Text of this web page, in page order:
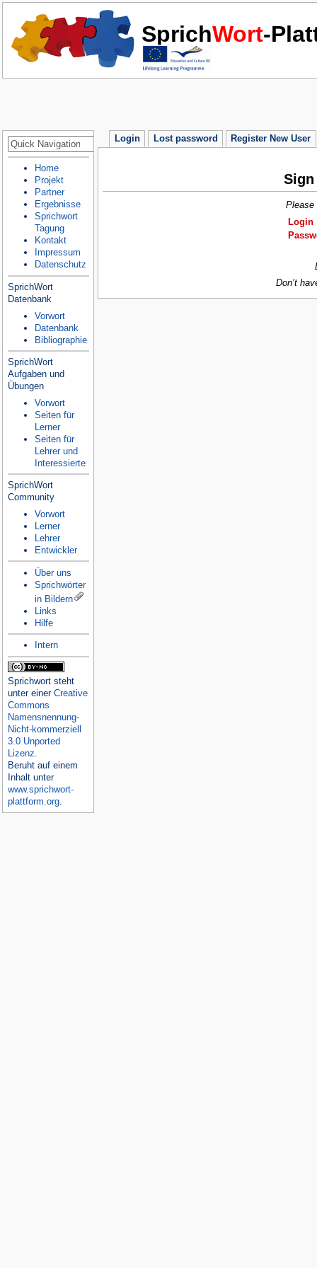
SprichWort-
Login Lost password Register New User
Please
Login
Don’t
Home
Projekt
Partner
Ergebnisse
Sprichwort
Tagung
Kontakt
Impressum
Datenschutz
SprichWort
Datenbank
Vorwort
Datenbank
Bibliographie
SprichWort
Aufgaben und
Übungen
Vorwort
Seiten für
Lerner
Seiten für
Lehrer und
Interessierte
SprichWort
Community
Vorwort
Lerner
Lehrer
Entwickler
Über uns
Sprichwörter
in Bildern
Links
Hilfe
Intern
Sprichwortsteht
unter einer Creative
Commons
Namensnennung-
Nicht-kommerziell
3.0 Unported
Lizenz.
Beruht auf einem
Inhalt unter
www.sprichwort-
plattform.org.